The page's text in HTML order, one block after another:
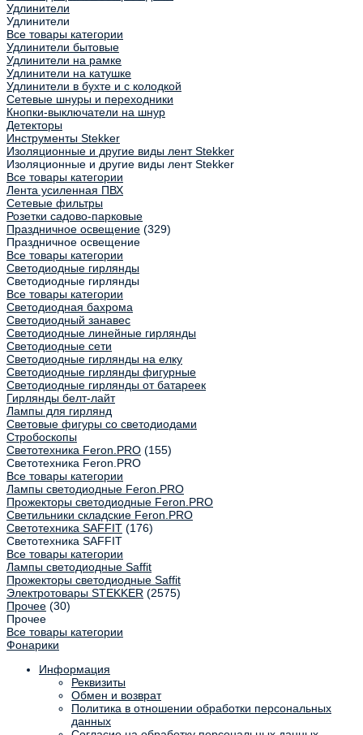
Удлинители
Удлинители
Все товары категории
Удлинители бытовые
Удлинители на рамке
Удлинители на катушке
Удлинители в бухте и с колодкой
Сетевые шнуры и переходники
Кнопки-выключатели на шнур
Детекторы
Инструменты Stekker
Изоляционные и другие виды лент Stekker
Изоляционные и другие виды лент Stekker
Все товары категории
Лента усиленная ПВХ
Сетевые фильтры
Розетки садово-парковые
Праздничное освещение (329)
Праздничное освещение
Все товары категории
Светодиодные гирлянды
Светодиодные гирлянды
Все товары категории
Светодиодная бахрома
Светодиодный занавес
Светодиодные линейные гирлянды
Светодиодные сети
Светодиодные гирлянды на елку
Светодиодные гирлянды фигурные
Светодиодные гирлянды от батареек
Гирлянды белт-лайт
Лампы для гирлянд
Световые фигуры со светодиодами
Стробоскопы
Светотехника Feron.PRO (155)
Светотехника Feron.PRO
Все товары категории
Лампы светодиодные Feron.PRO
Прожекторы светодиодные Feron.PRO
Светильники складские Feron.PRO
Светотехника SAFFIT (176)
Светотехника SAFFIT
Все товары категории
Лампы светодиодные Saffit
Прожекторы светодиодные Saffit
Электротовары STEKKER (2575)
Прочее (30)
Прочее
Все товары категории
Фонарики
Информация
Реквизиты
Обмен и возврат
Политика в отношении обработки персональных
данных